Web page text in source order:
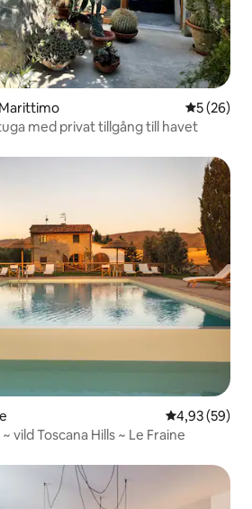
5 av 5 i
5 (26)
med privat tillgång till havet
4,93 av 5 i
4,93 (59)
vild Toscana Hills ~ Le Fraine